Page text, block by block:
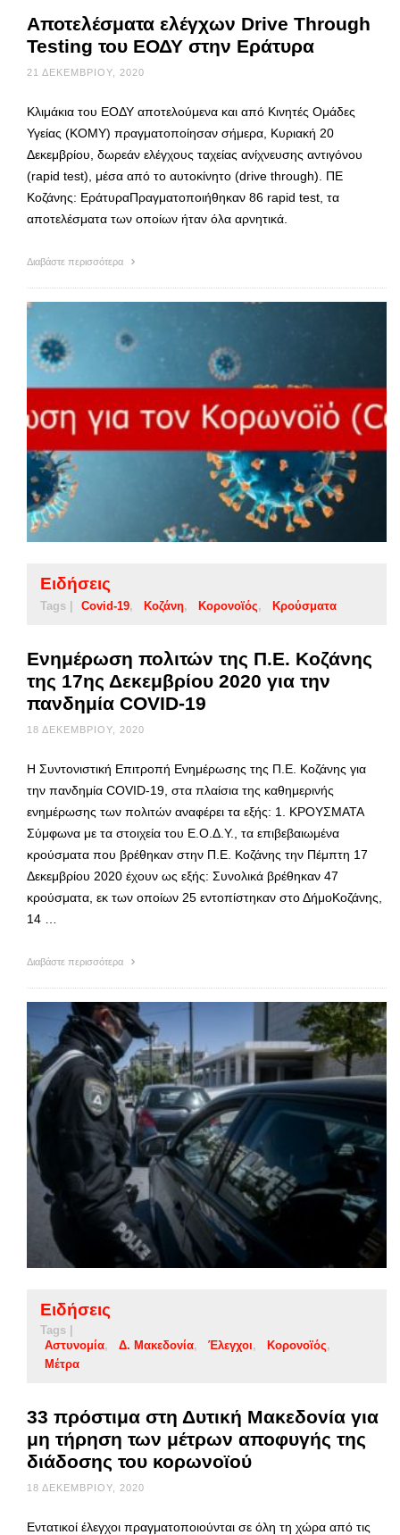
Αποτελέσματα ελέγχων Drive Through
Testing του ΕΟΔΥ στην Εράτυρα
21 ΔΕΚΕΜΒΡΊΟΥ, 2020
Κλιμάκια του ΕΟΔΥ αποτελούμενα και από Κινητές Ομάδες
Υγείας (ΚΟΜΥ) πραγματοποίησαν σήμερα, Κυριακή 20
Δεκεμβρίου, δωρεάν ελέγχους ταχείας ανίχνευσης αντιγόνου
(rapid test), μέσα από το αυτοκίνητο (drive through). ΠΕ
Κοζάνης: ΕράτυραΠραγματοποιήθηκαν 86 rapid test, τα
αποτελέσματα των οποίων ήταν όλα αρνητικά.
Διαβάστε περισσότερα
Ειδήσεις
Tags | Covid-19 Κοζάνη Κορονοϊός Κρούσματα
Ενημέρωση πολιτών της Π.Ε. Κοζάνης
της 17ης Δεκεμβρίου 2020 για την
πανδημία COVID-19
18 ΔΕΚΕΜΒΡΊΟΥ, 2020
Η Συντονιστική Επιτροπή Ενημέρωσης της Π.Ε. Κοζάνης για
την πανδημία COVID-19, στα πλαίσια της καθημερινής
ενημέρωσης των πολιτών αναφέρει τα εξής: 1. ΚΡΟΥΣΜΑΤΑ
Σύμφωνα με τα στοιχεία του Ε.Ο.Δ.Υ., τα επιβεβαιωμένα
κρούσματα που βρέθηκαν στην Π.Ε. Κοζάνης την Πέμπτη 17
Δεκεμβρίου 2020 έχουν ως εξής: Συνολικά βρέθηκαν 47
κρούσματα, εκ των οποίων 25 εντοπίστηκαν στο ΔήμοΚοζάνης,
14 …
Διαβάστε περισσότερα
Ειδήσεις
Tags |
Αστυνομία
Δ. Μακεδονία Έλεγχοι
Κορονοϊός
Μέτρα
33 πρόστιμα στη Δυτική Μακεδονία για
μη τήρηση των μέτρων αποφυγής της
διάδοσης του κορωνοϊού
18 ΔΕΚΕΜΒΡΊΟΥ, 2020
Εντατικοί έλεγχοι πραγματοποιούνται σε όλη τη χώρα από τις